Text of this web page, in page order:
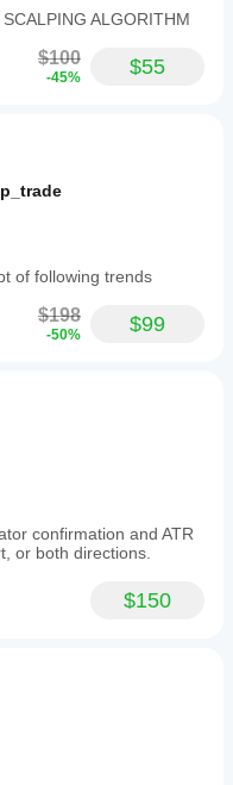
ALGORITHM
$100
-45% $55
of following trends
$198
-50% $99
confirmation and ATR
or both directions.
$150